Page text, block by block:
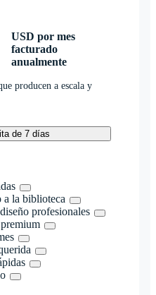
USD por mes
facturado
anualmente
producen a escala y
de 7 días
a la biblioteca
profesionales